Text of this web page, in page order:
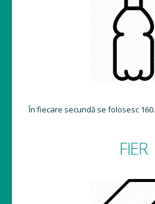
În fiecare secundă se folosesc
FIER